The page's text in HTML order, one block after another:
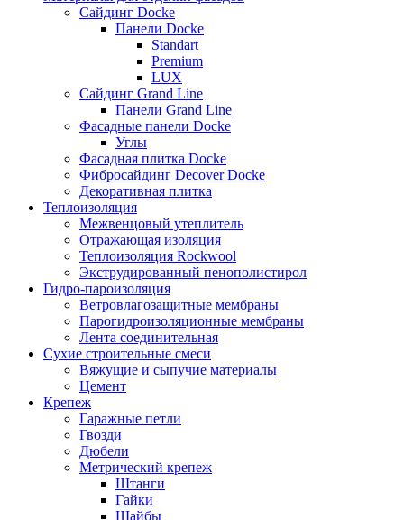
Сайдинг Docke
Панели Docke
Standart
Premium
LUX
Сайдинг Grand Line
Панели Grand Line
Фасадные панели Docke
Углы
Фасадная плитка Docke
Фибросайдинг Decover Docke
Декоративная плитка
Теплоизоляция
Межвенцовый утеплитель
Отражающая изоляция
Теплоизоляция Rockwool
Экструдированный пенополистирол
Гидро-пароизоляция
Ветровлагозащитные мембраны
Парогидроизоляционные мембраны
Лента соединительная
Сухие строительные смеси
Вяжущие и сыпучие материалы
Цемент
Крепеж
Гаражные петли
Гвозди
Дюбели
Метрический крепеж
Штанги
Гайки
Шайбы